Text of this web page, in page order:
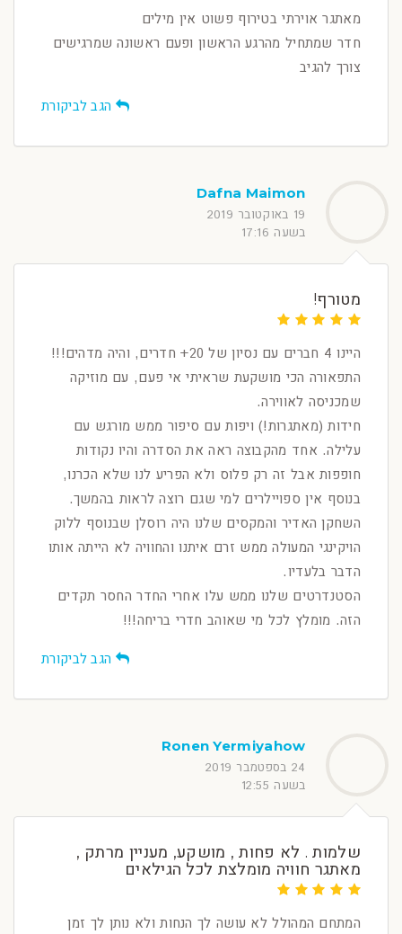
מאתגר אוירתי בטירוף פשוט אין מילים
חדר שמתחיל מהרגע הראשון ופעם ראשונה שמרגישים
צורך להגיב
הגב לביקורת
Dafna Maimon
19 באוקטובר 2019
בשעה 17:16
מטורף!
היינו 4 חברים עם נסיון של 20+ חדרים, והיה מדהים!!!
התפאורה הכי מושקעת שראיתי אי פעם, עם מוזיקה
שמכניסה לאווירה.
חידות (מאתגרות!) ויפות עם סיפור ממש מורגש עם
עלילה. אחד מהקבוצה ראה את הסדרה והיו נקודות
חופפות אבל זה רק פלוס ולא הפריע לנו שלא הכרנו,
בנוסף אין ספויילרים למי שגם רוצה לראות בהמשך.
השחקן האדיר והמקסים שלנו היה רוסלן שבנוסף ללוק
הויקינגי המעולה ממש זרם איתנו והחוויה לא הייתה אותו
הדבר בלעדיו.
הסטנדרטים שלנו ממש עלו אחרי החדר החסר תקדים
הזה. מומלץ לכל מי שאוהב חדרי בריחה!!!
הגב לביקורת
Ronen Yermiyahow
24 בספטמבר 2019
בשעה 12:55
שלמות . לא פחות , מושקע, מעניין מרתק ,
מאתגר חוויה מומלצת לכל הגילאים
המתחם המהולל לא עושה לך הנחות ולא נותן לך זמן